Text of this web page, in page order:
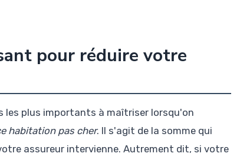
pour réduire votre
les plus importants à maîtriser lorsqu'on
habitation pas cher. Il s'agit de la somme qui
assureur intervienne. Autrement dit, si votre